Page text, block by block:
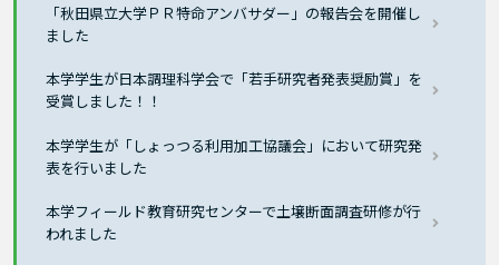
「秋田県立大学ＰＲ特命アンバサダー」の報告会を開催し
ました
本学学生が日本調理科学会で「若手研究者発表奨励賞」を
受賞しました！！
本学学生が「しょっつる利用加工協議会」において研究発
表を行いました
本学フィールド教育研究センターで土壌断面調査研修が行
われました